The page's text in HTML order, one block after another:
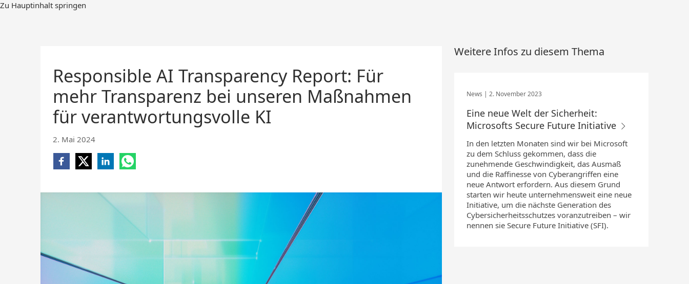
Zum
Zu Hauptinhalt springen
Responsible AI Transparency Report: Für
mehr Transparenz bei unseren Maßnahmen
für verantwortungsvolle KI
2. Mai 2024
Share
on
(opens
Share
on
(opens
Share
on
(opens
new
window)
Share
on
(opens
Weitere Infos zu diesem Thema
2. November 2023
Eine neue Welt der Sicherheit:
Microsofts Secure Future Initiative
In den letzten Monaten sind wir bei Microsoft
zu dem Schluss gekommen, dass die
zunehmende Geschwindigkeit, das Ausmaß
und die Raffinesse von Cyberangriffen eine
neue Antwort erfordern. Aus diesem Grund
starten wir heute unternehmensweit eine neue
Initiative, um die nächste Generation des
Cybersicherheitsschutzes voranzutreiben – wir
nennen sie Secure Future Initiative (SFI).